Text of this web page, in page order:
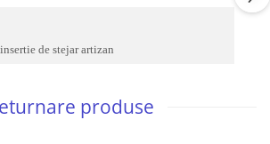
de stejar artizan
produse